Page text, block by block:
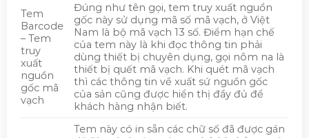
Tem
Barcode
– Tem
truy
xuất
nguồn
gốc mã
vạch
Đúng như tên gọi, tem truy xuất nguồn
gốc này sử dụng mã số mã vạch, ở Việt
Nam là bộ mã vạch 13 số. Điểm hạn chế
của tem này là khi đọc thông tin phải
dùng thiết bị chuyên dụng, gọi nôm na là
thiết bị quết mã vạch. Khi quét mã vạch
thì các thông tin về xuất sứ nguồn gốc
của sản cũng được hiển thị đầy đủ để
khách hàng nhận biết.
Tem này có in sẵn các chữ số đã được gán